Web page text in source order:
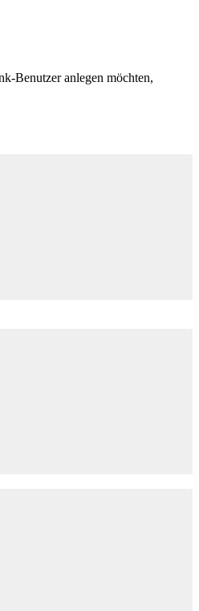
Benutzer anlegen möchten,